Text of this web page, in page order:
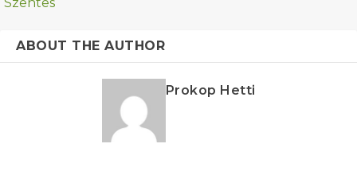
ABOUT THE AUTHOR
Prokop Hetti